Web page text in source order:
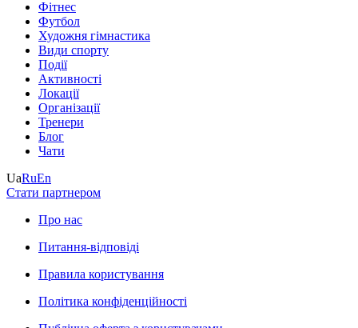
Фітнес
Футбол
Художня гімнастика
Види спорту
Події
Активності
Локації
Організації
Тренери
Блог
Чати
UaRuEn
Стати партнером
Про нас
Питання-відповіді
Правила користування
Політика конфіденційності